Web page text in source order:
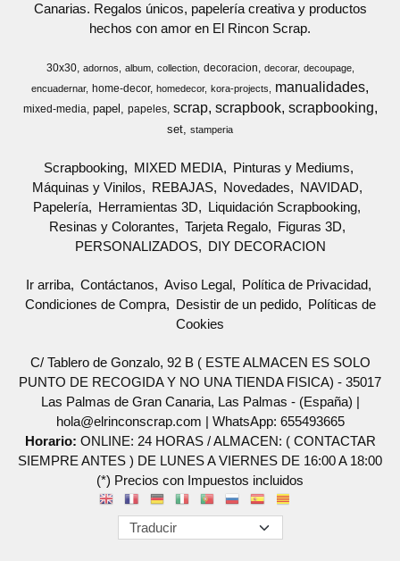
Canarias. Regalos únicos, papelería creativa y productos
hechos con amor en El Rincon Scrap.
30x30 adornos album collection decoracion decorar
decoupage
encuadernar
home-decor homedecor kora-projects manualidades
mixed-media papel papeles scrap scrapbook scrapbooking
set stamperia
Scrapbooking MIXED MEDIA
Pinturas y Mediums
Máquinas y Vinilos
REBAJAS Novedades
NAVIDAD
Papelería
Herramientas 3D
Liquidación Scrapbooking
Resinas y Colorantes
Tarjeta Regalo
Figuras 3D
PERSONALIZADOS
DIY DECORACION
Ir arriba Contáctanos Aviso Legal
Política de Privacidad
Condiciones de Compra
Desistir de un pedido
Políticas de
Cookies
C/ Tablero de Gonzalo, 92 B ( ESTE ALMACEN ES SOLO
PUNTO DE RECOGIDA Y NO UNA TIENDA FISICA) - 35017
Las Palmas de Gran Canaria, Las Palmas - (España) |
hola@elrinconscrap.com | WhatsApp: 655493665
Horario: ONLINE: 24 HORAS / ALMACEN: ( CONTACTAR
SIEMPRE ANTES ) DE LUNES A VIERNES DE 16:00 A 18:00
(*) Precios con Impuestos incluidos